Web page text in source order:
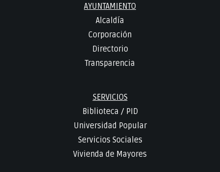
AYUNTAMIENTO
Alcaldía
Corporación
Directorio
Transparencia
SERVICIOS
Biblioteca / PID
Universidad Popular
Servicios Sociales
Vivienda de Mayores